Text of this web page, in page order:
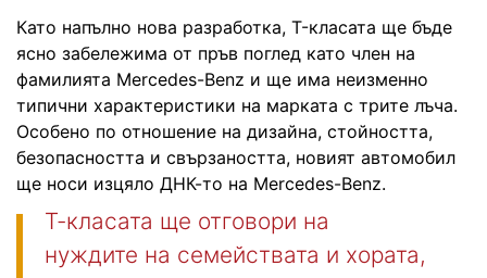
Като напълно нова разработка, T-класата ще бъде
ясно забележима от пръв поглед като член на
фамилията Mercedes-Benz и ще има неизменно
типични характеристики на марката с трите лъча.
Особено по отношение на дизайна, стойността,
безопасността и свързаността, новият автомобил
ще носи изцяло ДНК-то на Mercedes-Benz.
Т-класата ще отговори на
нуждите на семействата и хората,